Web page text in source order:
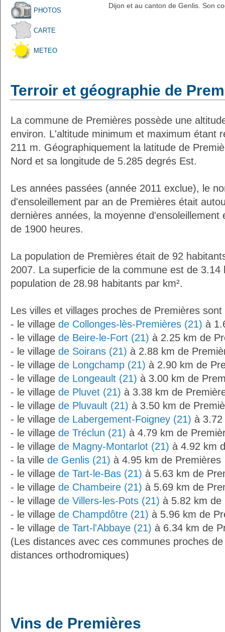
PHOTOS
CARTE
METEO
Dijon et au canton de Genlis. Son
Terroir et géographie de
La commune de Premières possède une
environ. L'altitude minimum et maximum étant
211 m. Géographiquement la latitude de
Nord et sa longitude de 5.285 degrés Est.
Les années passées (année 2011 exclue), le
d'ensoleillement par an de Premières était
dernières années, la moyenne d'ensoleillement
de 1900 heures.
La population de Premières était de 92
2007. La superficie de la commune est de 3.14
population de 28.98 habitants par km².
Les villes et villages proches de Premières sont
- le village de Collonges-lès-Premières (21) à
- le village de Beire-le-Fort (21) à 2.25 km de
- le village de Soirans (21) à 2.88 km de
- le village de Longchamp (21) à 2.90 km de
- le village de Longeault (21) à 3.00 km de
- le village de Pluvet (21) à 3.38 km de
- le village de Pluvault (21) à 3.50 km de
- le village de Labergement-Foigney (21) à 3.72
- le village de Tréclun (21) à 4.79 km de
- le village de Magny-Montarlot (21) à 4.92 km
- la ville de Genlis (21) à 4.95 km de Premières
- le village de Tart-le-Bas (21) à 5.63 km de
- le village de Chambeire (21) à 5.69 km de
- le village de Villers-les-Pots (21) à 5.82 km de
- le village de Champdôtre (21) à 5.96 km de
- le village de Tart-l'Abbaye (21) à 6.34 km de
(Les distances avec ces communes proches
distances orthodromiques)
Vins de Premières